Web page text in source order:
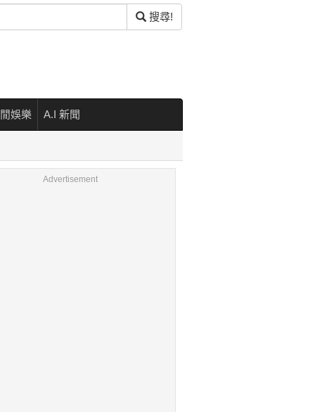
搜尋!
娛樂 A.I 新聞
Advertisement